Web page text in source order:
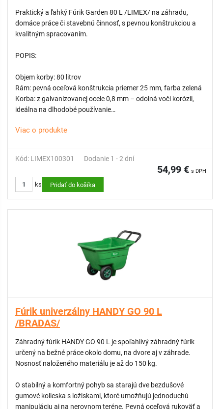
Praktický a ľahký Fúrik Garden 80 L /LIMEX/ na záhradu,
domáce práce či stavebnú činnosť, s pevnou konštrukciou a
kvalitným spracovaním.
POPIS:
Objem korby: 80 litrov
Rám: pevná oceľová konštrukcia priemer 25 mm, farba zelená
Korba: z galvanizovanej ocele 0,8 mm – odolná voči korózii,
ideálna na dlhodobé používanie
kovový disk, polypropylénové klzné ložisko
Rukoväte: z elastoméru – príjemné na uchopenie,
Viac o produkte
Kód: LIMEX100301 Dodanie 1 - 2 dní
54,99 € s DPH
ks Pridať do košíka
Fúrik univerzálny HANDY GO 90 L
/BRADAS/
Záhradný fúrik HANDY GO 90 L je spoľahlivý záhradný fúrik
určený na bežné práce okolo domu, na dvore aj v záhrade.
Nosnosť naloženého materiálu je až do 150 kg.
O stabilný a komfortný pohyb sa starajú dve bezdušové
gumové kolieska s ložiskami, ktoré umožňujú jednoduchú
manipuláciu aj na nerovnom teréne. Pevná oceľová rukoväť a